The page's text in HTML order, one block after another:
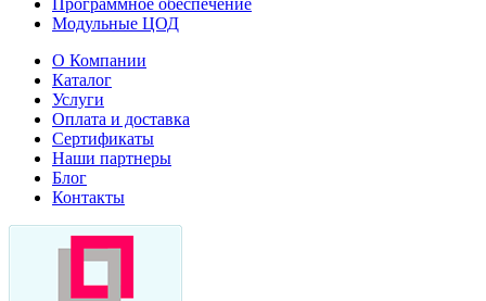
Программное обеспечение
Модульные ЦОД
О Компании
Каталог
Услуги
Оплата и доставка
Сертификаты
Наши партнеры
Блог
Контакты